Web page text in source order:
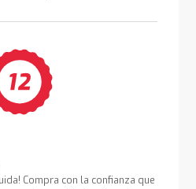
Compra con la confianza que